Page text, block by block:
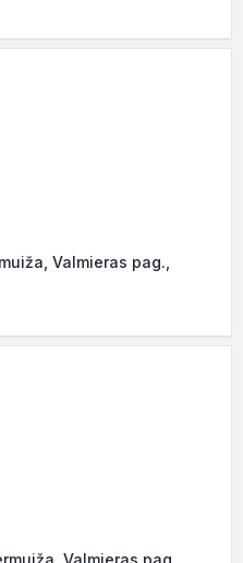
Valmieras pag.,
Valmieras pag.,